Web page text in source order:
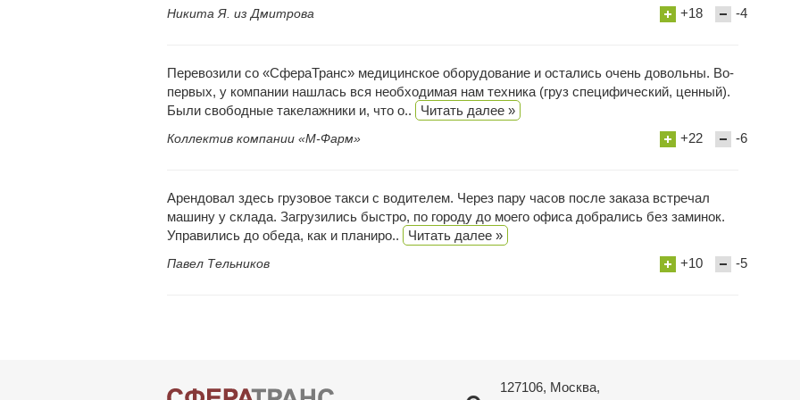
Никита Я. из Дмитрова +18 -4
Перевозили со «СфераТранс» медицинское оборудование и остались очень довольны. Во-
первых, у компании нашлась вся необходимая нам техника (груз специфический, ценный).
Были свободные такелажники и, что о..
Читать далее »
Коллектив компании «М-Фарм» +22 -6
Арендовал здесь грузовое такси с водителем. Через пару часов после заказа встречал
машину у склада. Загрузились быстро, по городу до моего офиса добрались без заминок.
Управились до обеда, как и планиро..
Читать далее »
Павел Тельников +10 -5
127106, Москва,